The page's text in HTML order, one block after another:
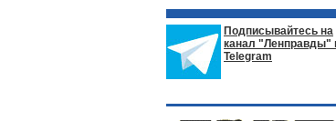
Подписывайтесь на
канал "Ленправды"
Telegram